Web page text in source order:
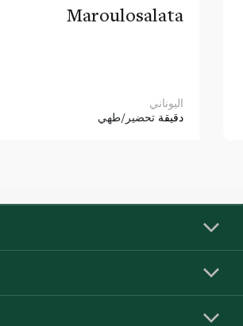
Maroulosalata
اليوناني
دقيقة تحضير/طهي